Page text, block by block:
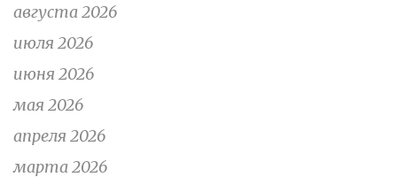
августа 2026
июля 2026
июня 2026
мая 2026
апреля 2026
марта 2026